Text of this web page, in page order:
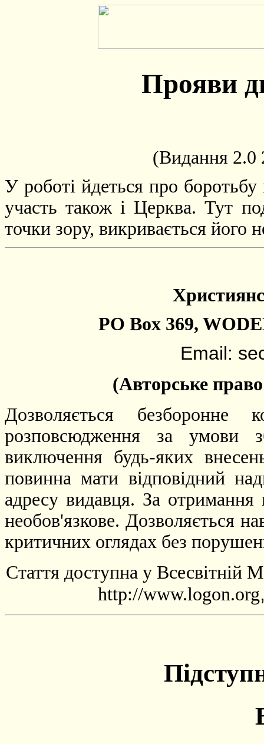
Прояви
(Видання 2.0
У роботі йдеться про
участь також і Церква. Тут
точки зору, викривається його
PO Box 369,
Email:
(Авторське
Дозволяється безборонне
розповсюдження за умови
виключення будь-яких
повинна мати відповідний
адресу видавця. За отримання
необов'язкове. Дозволяється
критичних оглядах без
Стаття доступна у Всесвітній
http://www.logon.org